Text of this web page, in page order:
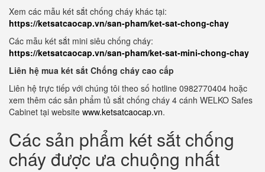
Xem các mẫu két sắt chống cháy khác tại:
https://ketsatcaocap.vn/san-pham/ket-sat-chong-chay
Các mẫu két sắt mini siêu chống cháy:
https://ketsatcaocap.vn/san-pham/ket-sat-mini-chong-chay
Liên hệ mua két sắt Chống cháy cao cấp
Liên hệ trực tiếp với chúng tôi theo số hotline 0982770404 hoặc
xem thêm các sản phẩm tủ sắt chống cháy 4 cánh WELKO Safes
Cabinet tại website www.ketsatcaocap.vn.
Các sản phẩm két sắt chống
cháy được ưa chuộng nhất